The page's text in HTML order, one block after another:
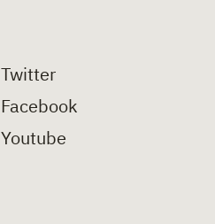
Twitter
Facebook
Youtube